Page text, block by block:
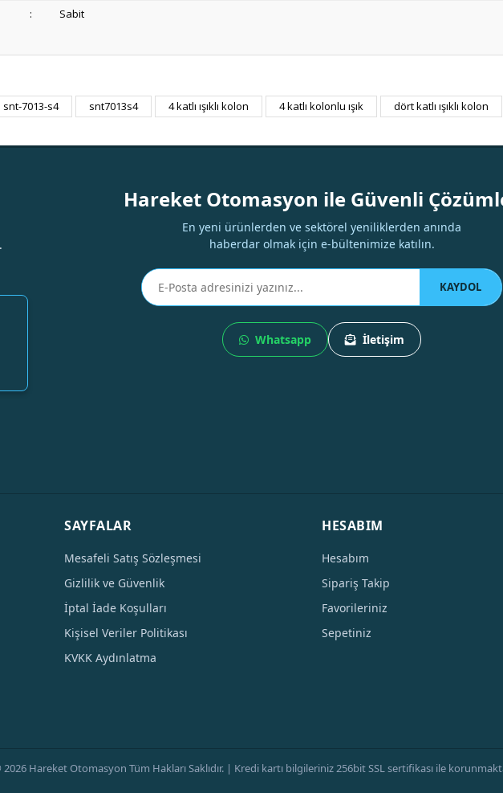
: Sabit
Bu ürüne ilk yorumu siz yapın!
snt-7013-s4 snt7013s4 4 katlı ışıklı kolon 4 katlı kolonlu ışık dört katlı ışıklı kolon
Hareket Otomasyon ile Güvenli
En yeni ürünlerden ve sektörel yeniliklerden anında
haberdar olmak için e-bültenimize katılın.
KAYDOL
Whatsapp İletişim
SAYFALAR
Mesafeli Satış Sözleşmesi
Gizlilik ve Güvenlik
İptal İade Koşulları
Kişisel Veriler Politikası
KVKK Aydınlatma
HESABIM
Hesabım
Sipariş Takip
Favorileriniz
Sepetiniz
Hareket Otomasyon Tüm Hakları Saklıdır. | Kredi kartı bilgileriniz 256bit SSL sertifikası ile